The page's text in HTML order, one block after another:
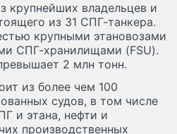
крупнейших владельцев и
из 31 СПГ-танкера.
крупными этановозами
СПГ-хранилищами (FSU).
2 млн тонн.
из более чем 100
судов, в том числе
и этана, нефти и
производственных